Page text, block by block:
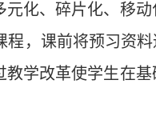
化、碎片化、移
，课前将预习资
学改革使学生在